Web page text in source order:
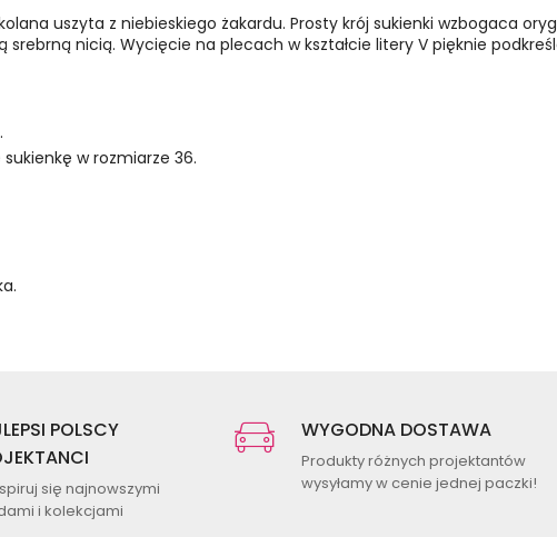
uszyta z niebieskiego żakardu. Prosty krój sukienki wzbogaca
nicią. Wycięcie na plecach w kształcie litery V pięknie
w rozmiarze 36.
POLSCY
się najnowszymi
i kolekcjami
WYGODNA DOSTAWA
Produkty różnych projektantów
wysyłamy w cenie jednej paczki!